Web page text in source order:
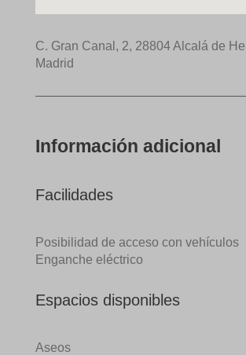
C. Gran Canal, 2, 28804 Alcalá de
Madrid
Información adicional
Facilidades
Posibilidad de acceso con vehículos
Enganche eléctrico
Espacios disponibles
Aseos